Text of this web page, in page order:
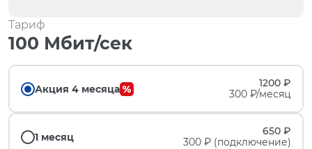
Тариф
100 Мбит/сек
Акция 4 месяца
1200 ₽
300 ₽/месяц
1 месяц
650 ₽
300 ₽ (подключение)